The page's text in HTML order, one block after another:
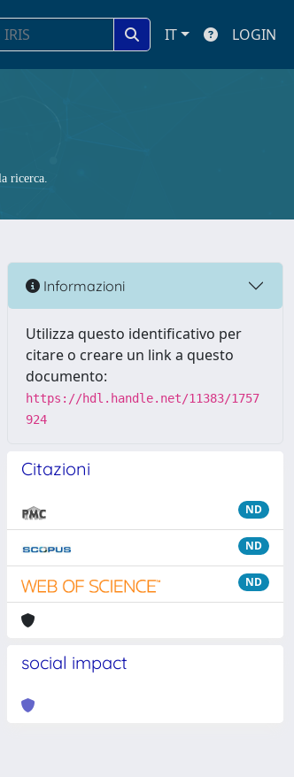
IT LOGIN
ricerca.
Informazioni
Utilizza questo identificativo per
citare o creare un link a questo
documento:
https://hdl.handle.net/11383/1757
924
Citazioni
ND
ND
ND
social impact